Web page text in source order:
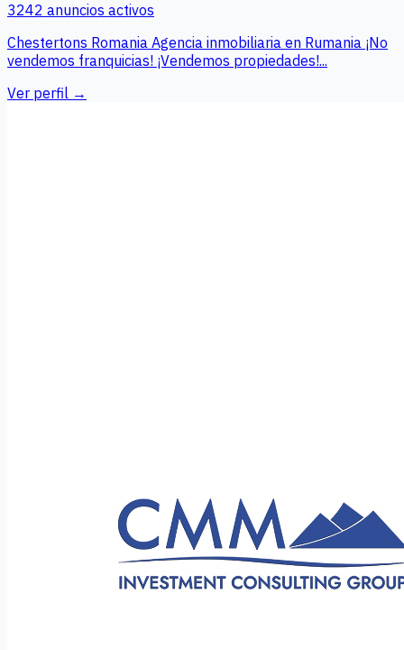
3242 anuncios activos
Chestertons Romania Agencia inmobiliaria en Rumania ¡No
vendemos franquicias! ¡Vendemos propiedades!...
Ver perfil →